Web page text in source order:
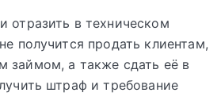
отразить в техническом
получится продать клиентам,
займом, а также сдать её в
штраф и требование